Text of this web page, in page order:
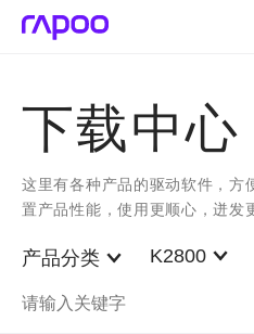
下载中心
这里有各种产品的驱动软件，方
置产品性能，使用更顺心，迸发
产品分类 K2800